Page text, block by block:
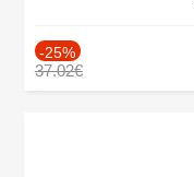
-25%
37.02€